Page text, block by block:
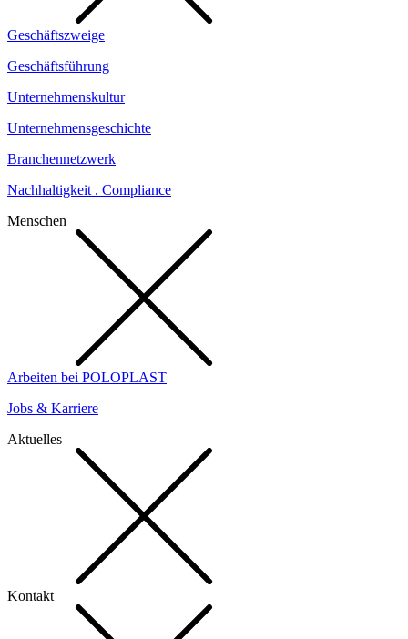
Geschäftszweige
Geschäftsführung
Unternehmenskultur
Unternehmensgeschichte
Branchennetzwerk
Nachhaltigkeit . Compliance
Menschen
Arbeiten bei POLOPLAST
Jobs & Karriere
Aktuelles
Kontakt